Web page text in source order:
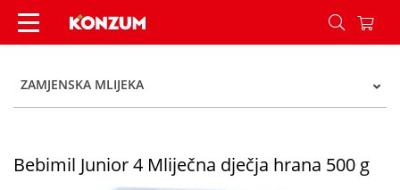
Bebimil Junior 4 Mliječna dječja hrana 500 g -
ZAMJENSKA MLIJEKA
Bebimil Junior 4 Mliječna dječja hrana 500 g